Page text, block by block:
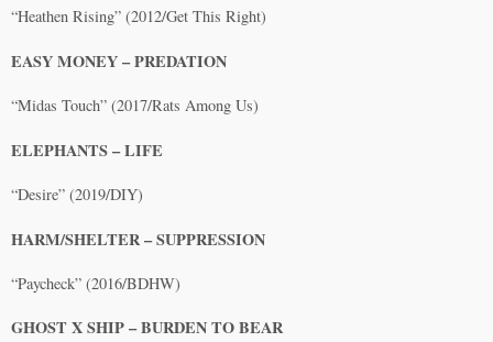
“Heathen Rising” (2012/Get This Right)
EASY MONEY – PREDATION
“Midas Touch” (2017/Rats Among Us)
ELEPHANTS – LIFE
“Desire” (2019/DIY)
HARM/SHELTER – SUPPRESSION
“Paycheck” (2016/BDHW)
GHOST X SHIP – BURDEN TO BEAR